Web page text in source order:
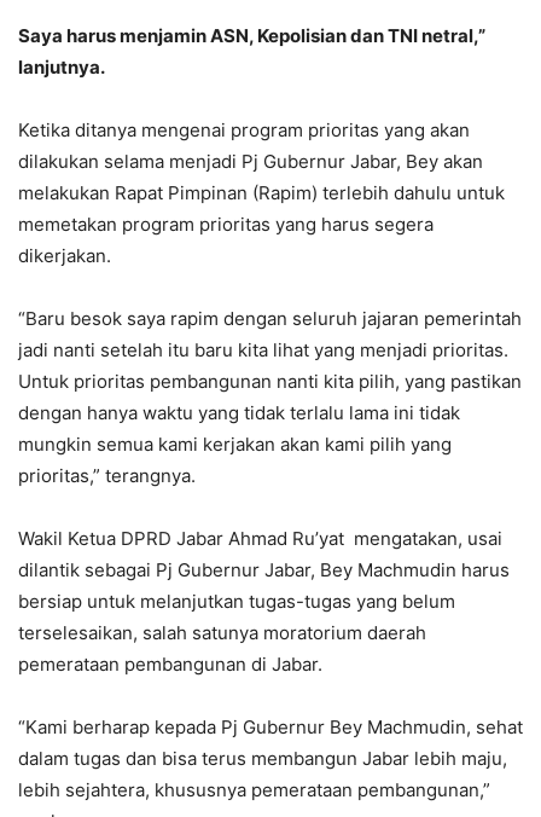
Saya harus menjamin ASN, Kepolisian dan TNI netral,”
lanjutnya.
Ketika ditanya mengenai program prioritas yang akan
dilakukan selama menjadi Pj Gubernur Jabar, Bey akan
melakukan Rapat Pimpinan (Rapim) terlebih dahulu untuk
memetakan program prioritas yang harus segera
dikerjakan.
“Baru besok saya rapim dengan seluruh jajaran pemerintah
jadi nanti setelah itu baru kita lihat yang menjadi prioritas.
Untuk prioritas pembangunan nanti kita pilih, yang pastikan
dengan hanya waktu yang tidak terlalu lama ini tidak
mungkin semua kami kerjakan akan kami pilih yang
prioritas,” terangnya.
Wakil Ketua DPRD Jabar Ahmad Ru’yat mengatakan, usai
dilantik sebagai Pj Gubernur Jabar, Bey Machmudin harus
bersiap untuk melanjutkan tugas-tugas yang belum
terselesaikan, salah satunya moratorium daerah
pemerataan pembangunan di Jabar.
“Kami berharap kepada Pj Gubernur Bey Machmudin, sehat
dalam tugas dan bisa terus membangun Jabar lebih maju,
lebih sejahtera, khususnya pemerataan pembangunan,”